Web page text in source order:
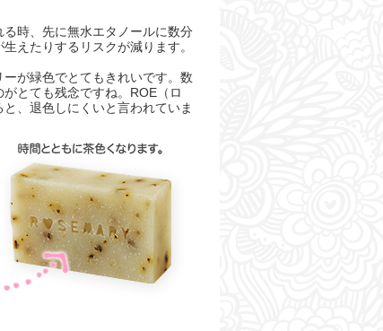
時、先に無水エタノールに数分
えたりするリスクが減ります。
が緑色でとてもきれいです。数
とても残念ですね。ROE（ロ
、退色しにくいと言われていま